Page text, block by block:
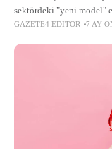
sektördeki "yeni model"
GAZETE4 EDITÖR 7